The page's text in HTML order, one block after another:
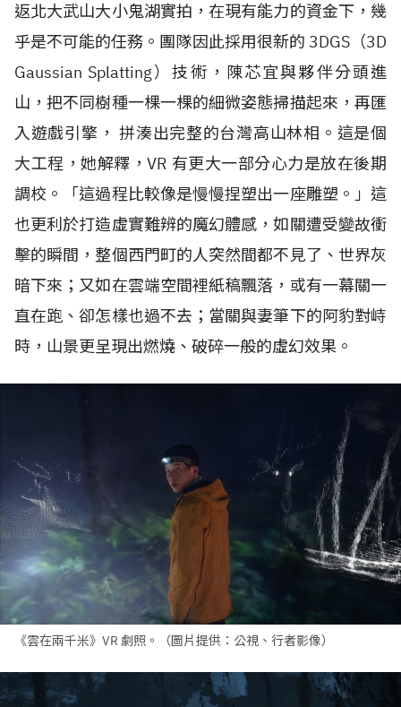
返北大武山大小鬼湖實拍，在現有能力的資金下，幾
乎是不可能的任務。團隊因此採用很新的 3DGS（3D
Gaussian Splatting）技術，陳芯宜與夥伴分頭進
山，把不同樹種一棵一棵的細微姿態掃描起來，再匯
入遊戲引擎， 拼湊出完整的台灣高山林相。這是個
大工程，她解釋，VR 有更大一部分心力是放在後期
調校。「這過程比較像是慢慢捏塑出一座雕塑。」這
也更利於打造虛實難辨的魔幻體感，如關遭受變故衝
擊的瞬間，整個西門町的人突然間都不見了、世界灰
暗下來；又如在雲端空間裡紙稿飄落，或有一幕關一
直在跑、卻怎樣也過不去；當關與妻筆下的阿豹對峙
時，山景更呈現出燃燒、破碎一般的虛幻效果。
《雲在兩千米》VR 劇照。（圖片提供：公視、行者影像）